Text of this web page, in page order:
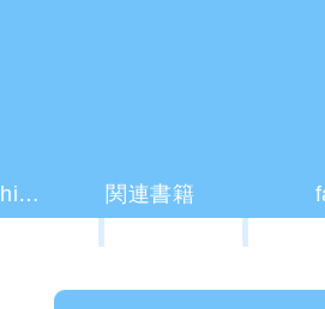
コーチング(coaching)とは？ 関連書籍